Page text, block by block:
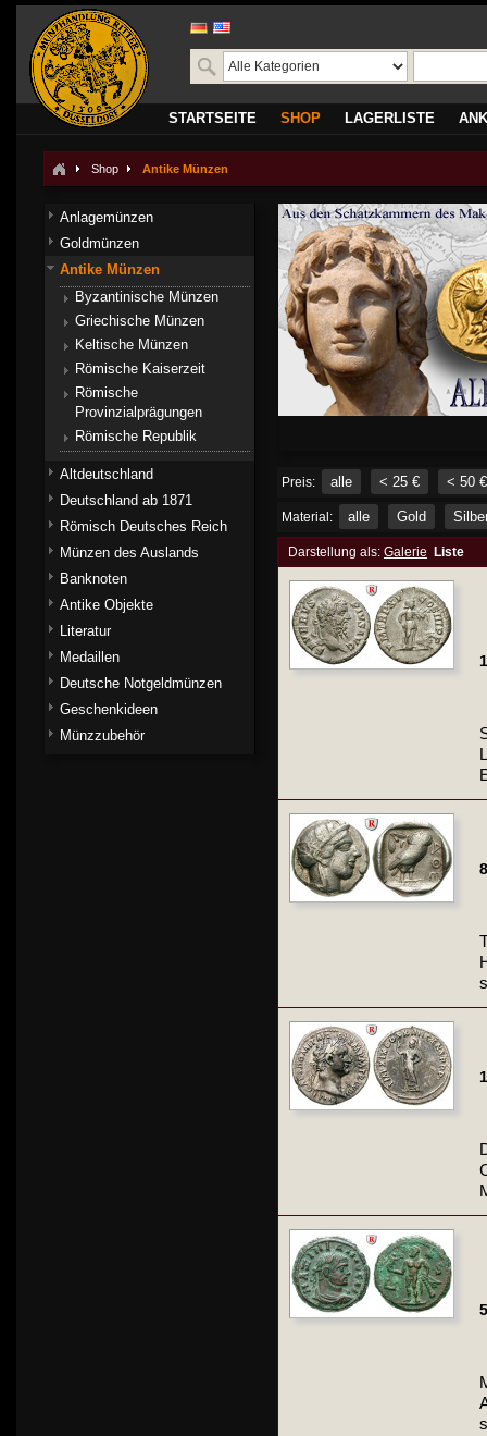
STARTSEITE SHOP LAGERLISTE
Shop Antike Münzen
Preis: alle < 25 € < 50 €
Material: alle Gold
Darstellung als: Galerie Liste
Anlagemünzen
Goldmünzen
Antike Münzen
Byzantinische Münzen
Griechische Münzen
Keltische Münzen
Römische Kaiserzeit
Römische
Provinzialprägungen
Römische Republik
Altdeutschland
Deutschland ab 1871
Römisch Deutsches Reich
Münzen des Auslands
Banknoten
Antike Objekte
Literatur
Medaillen
Deutsche Notgeldmünzen
Geschenkideen
Münzzubehör